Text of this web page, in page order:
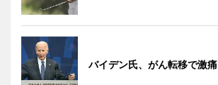
バイデン氏、がん転移で激痛